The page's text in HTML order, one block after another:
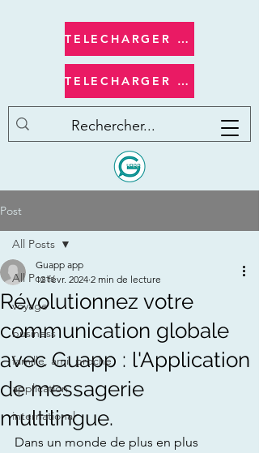
TELECHARGER androide
TELECHARGER apple/ios
Post
All Posts
voyage
business
famille, ami, proche
application
international
All Posts
Révolutionnez votre
communication globale
avec Guapp : l'Application
de messagerie
multilingue.
Guapp app
12 févr. 2024 2 min de lecture
Dans un monde de plus en plus